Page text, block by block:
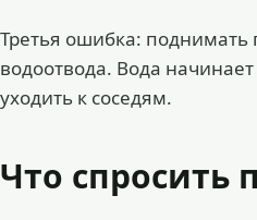
Третья ошибка: поднимать
водоотвода. Вода начинает
уходить к соседям.
Что спросить